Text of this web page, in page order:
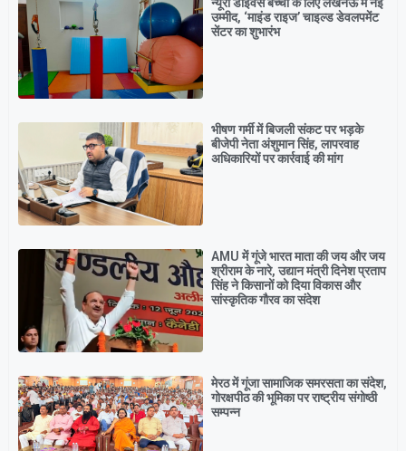
उम्मीद, ‘माइंड राइज’ चाइल्ड डेवलपमेंट
सेंटर का शुभारंभ
भीषण गर्मी में बिजली संकट पर भड़के
बीजेपी नेता अंशुमान सिंह, लापरवाह
अधिकारियों पर कार्रवाई की मांग
AMU में गूंजे भारत माता की जय और जय
श्रीराम के नारे, उद्यान मंत्री दिनेश प्रताप
सिंह ने किसानों को दिया विकास और
सांस्कृतिक गौरव का संदेश
मेरठ में गूंजा सामाजिक समरसता का संदेश,
गोरक्षपीठ की भूमिका पर राष्ट्रीय संगोष्ठी
सम्पन्न